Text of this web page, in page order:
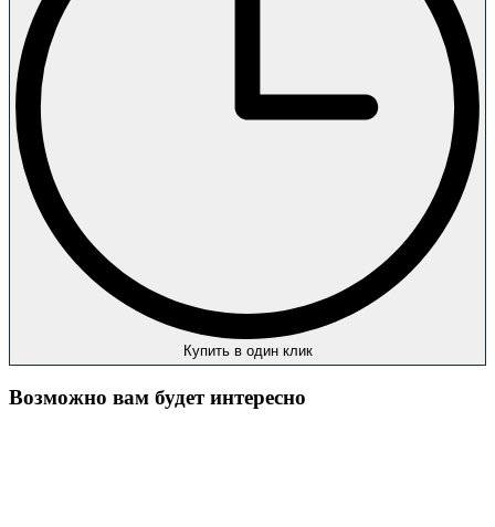
Купить в один клик
Возможно вам будет интересно